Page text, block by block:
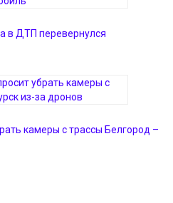
в ДТП перевернулся
камеры с трассы Белгород –